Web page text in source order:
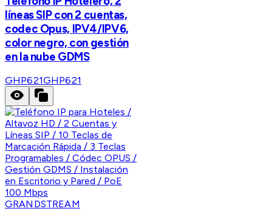
líneas SIP con 2 cuentas,
codec Opus, IPV4/IPV6,
color negro, con gestión
en la nube GDMS
GHP621GHP621
GRANDSTREAM